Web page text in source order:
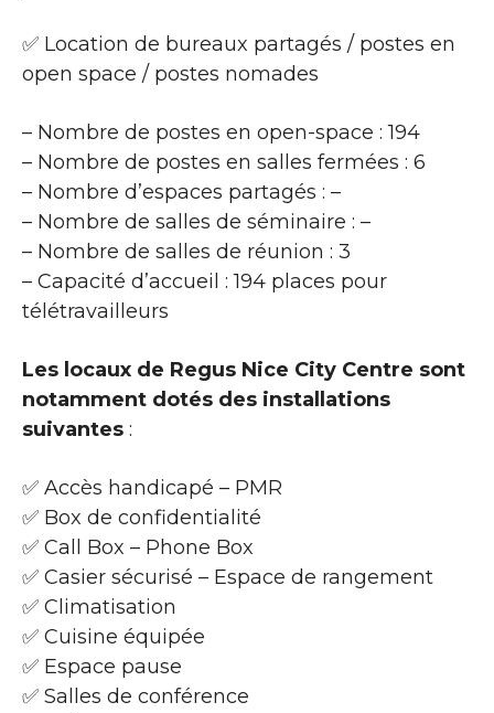
✅ Location de bureaux partagés / postes en
open space / postes nomades
– Nombre de postes en open-space : 194
– Nombre de postes en salles fermées : 6
– Nombre d’espaces partagés : –
– Nombre de salles de séminaire : –
– Nombre de salles de réunion : 3
– Capacité d’accueil : 194 places pour
télétravailleurs
Les locaux de Regus Nice City Centre sont
notamment dotés des installations
suivantes :
✅ Accès handicapé – PMR
✅ Box de confidentialité
✅ Call Box – Phone Box
✅ Casier sécurisé – Espace de rangement
✅ Climatisation
✅ Cuisine équipée
✅ Espace pause
✅ Salles de conférence